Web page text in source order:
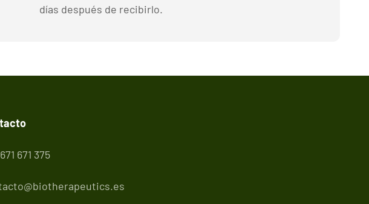
días después de recibirlo.
671 375